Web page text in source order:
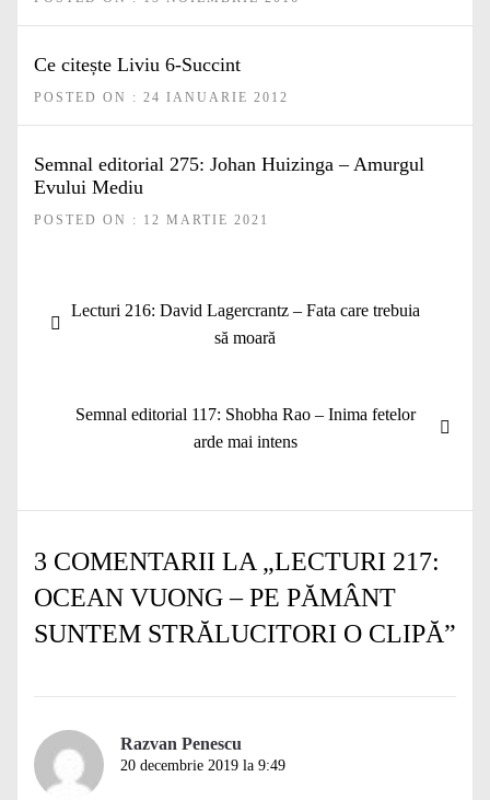
Ce citește Liviu 6-Succint
POSTED ON : 24 IANUARIE 2012
Semnal editorial 275: Johan Huizinga – Amurgul
Evului Mediu
POSTED ON : 12 MARTIE 2021
în
Articolul
Lecturi 216: David Lagercrantz – Fata care trebuia
să moară
Articolul
Semnal editorial 117: Shobha Rao – Inima fetelor
arde mai intens
3 COMENTARII LA „LECTURI 217:
OCEAN VUONG – PE PĂMÂNT
SUNTEM STRĂLUCITORI O CLIPĂ”
Razvan Penescu
20 decembrie 2019 la 9:49